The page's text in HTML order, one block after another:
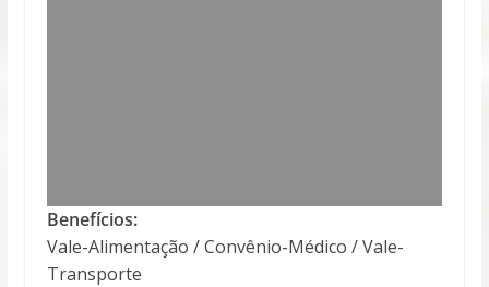
Benefícios:
Vale-Alimentação / Convênio-Médico / Vale-
Transporte